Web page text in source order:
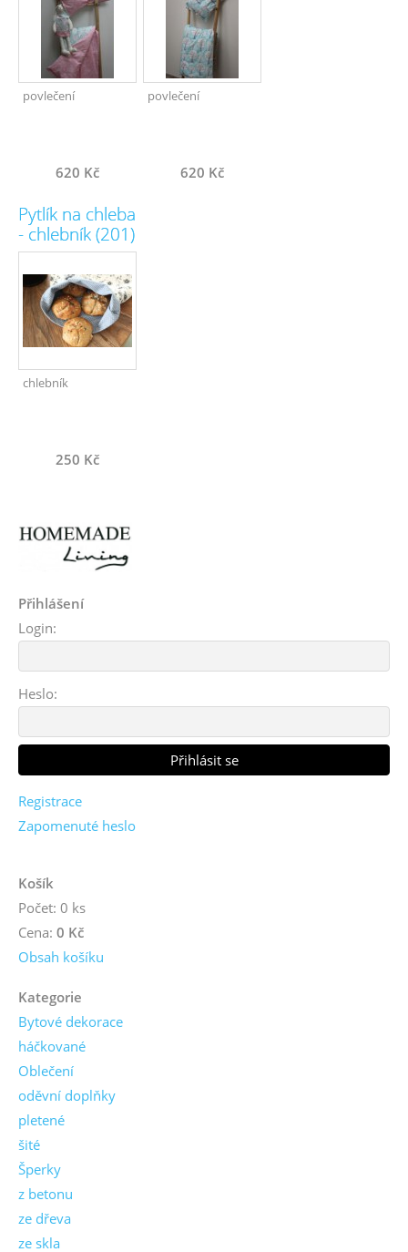
povlečení
620 Kč
povlečení
620 Kč
Pytlík na chleba
- chlebník (201)
chlebník
250 Kč
Přihlášení
Login:
Heslo:
Registrace
Zapomenuté heslo
Košík
Počet: 0 ks
Cena: 0 Kč
Obsah košíku
Kategorie
Bytové dekorace
háčkované
Oblečení
oděvní doplňky
pletené
šité
Šperky
z betonu
ze dřeva
ze skla